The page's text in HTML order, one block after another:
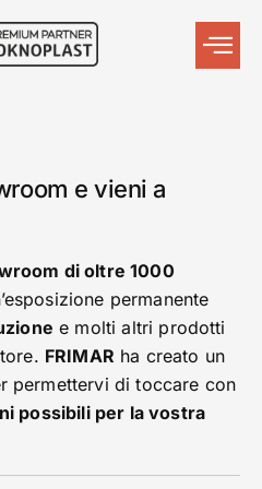
e vieni a
di oltre 1000
permanente
e molti altri prodotti
FRIMAR ha creato un
permettervi di toccare con
possibili per la vostra